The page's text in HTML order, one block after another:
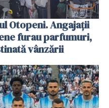
Otopeni. Angajații
furau parfumuri,
vânzării